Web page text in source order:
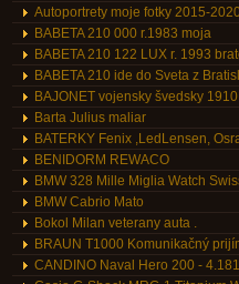
Autoportrety moje fotky 2015-
BABETA 210 000 r.1983 moja
BABETA 210 122 LUX r. 1993
BABETA 210 ide do Sveta z
BAJONET vojensky švedsky 1910
Barta Julius maliar
BATERKY Fenix ,LedLensen,
BENIDORM REWACO
BMW 328 Mille Miglia Watch
BMW Cabrio Mato
Bokol Milan veterany auta .
BRAUN T1000 Komunikačný
CANDINO Naval Hero 200 -